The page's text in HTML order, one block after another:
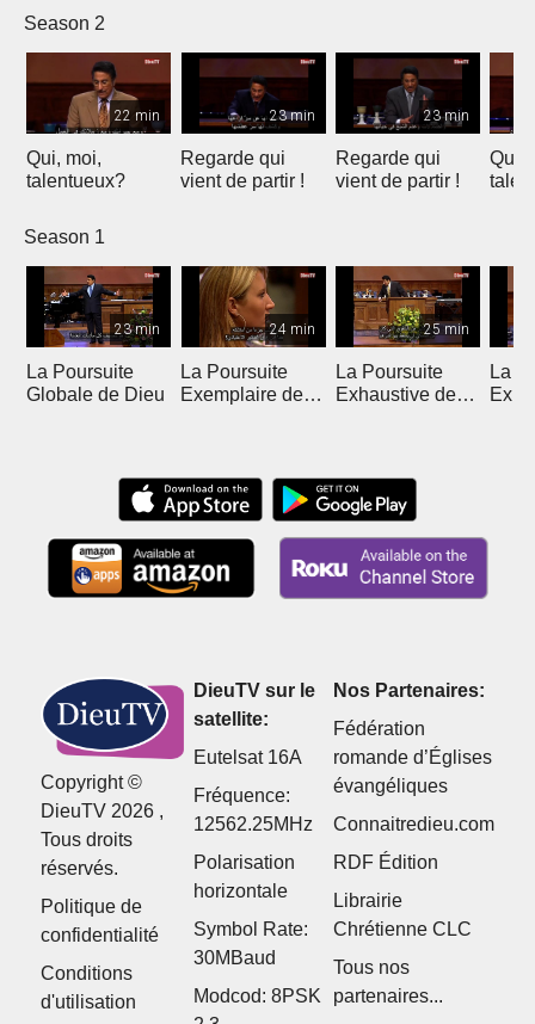
Temporaire
Season 2
22 min
Qui, moi,
talentueux?
23 min
Regarde qui
vient de partir !
23 min
Regarde qui
vient de partir !
Qui,
Season 1
23 min
La Poursuite
Globale de Dieu
24 min
La Poursuite
Exemplaire de
25 min
La Poursuite
Exhaustive de
La
Copyright ©
DieuTV 2026 ,
Tous droits
réservés.
Politique de
confidentialité
Conditions
d'utilisation
DieuTV sur le
satellite:
Eutelsat 16A
Fréquence:
12562.25MHz
Polarisation
horizontale
Symbol Rate:
30MBaud
Modcod: 8PSK
Nos Partenaires:
Fédération
romande d’Églises
évangéliques
Connaitredieu.com
RDF Édition
Librairie
Chrétienne CLC
Tous nos
partenaires...